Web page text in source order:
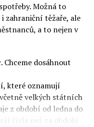
chovu koní. Ve vidění
šlo při prodeji koní o
pokračoval
kolem vydávání víz
se nelegálně
na to dokonce
komise, která přišla
bylo
tedy že víza byla
Možná to
zahraniční těžaře, ale
a to nejen v
Chceme dosáhnout
které oznamují
velkých státních
z období od ledna do
čísla než za období